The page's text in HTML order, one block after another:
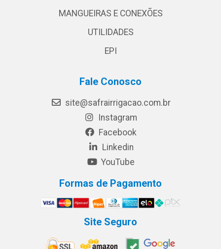
MANGUEIRAS E CONEXÕES
UTILIDADES
EPI
Fale Conosco
site@safrairrigacao.com.br
Instagram
Facebook
Linkedin
YouTube
Formas de Pagamento
Site Seguro